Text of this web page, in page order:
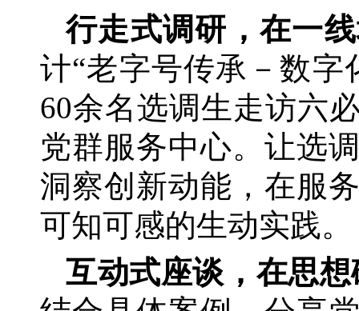
行走式调研，在一
计“老字号传承－数字
60余名选调生走访六
党群服务中心。让选
洞察创新动能，在服
可知可感的生动实践。
互动式座谈，在思